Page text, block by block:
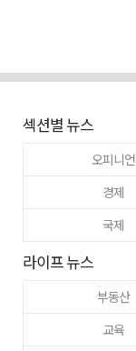
섹션별 뉴스
오피니언
경제
국제
라이프 뉴스
부동산
교육